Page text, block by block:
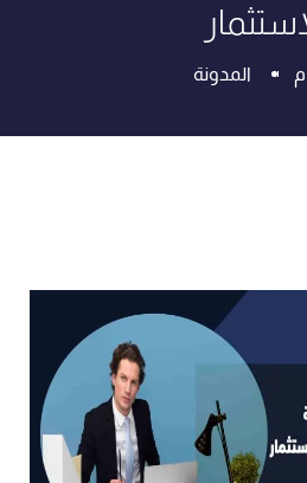
المدونة